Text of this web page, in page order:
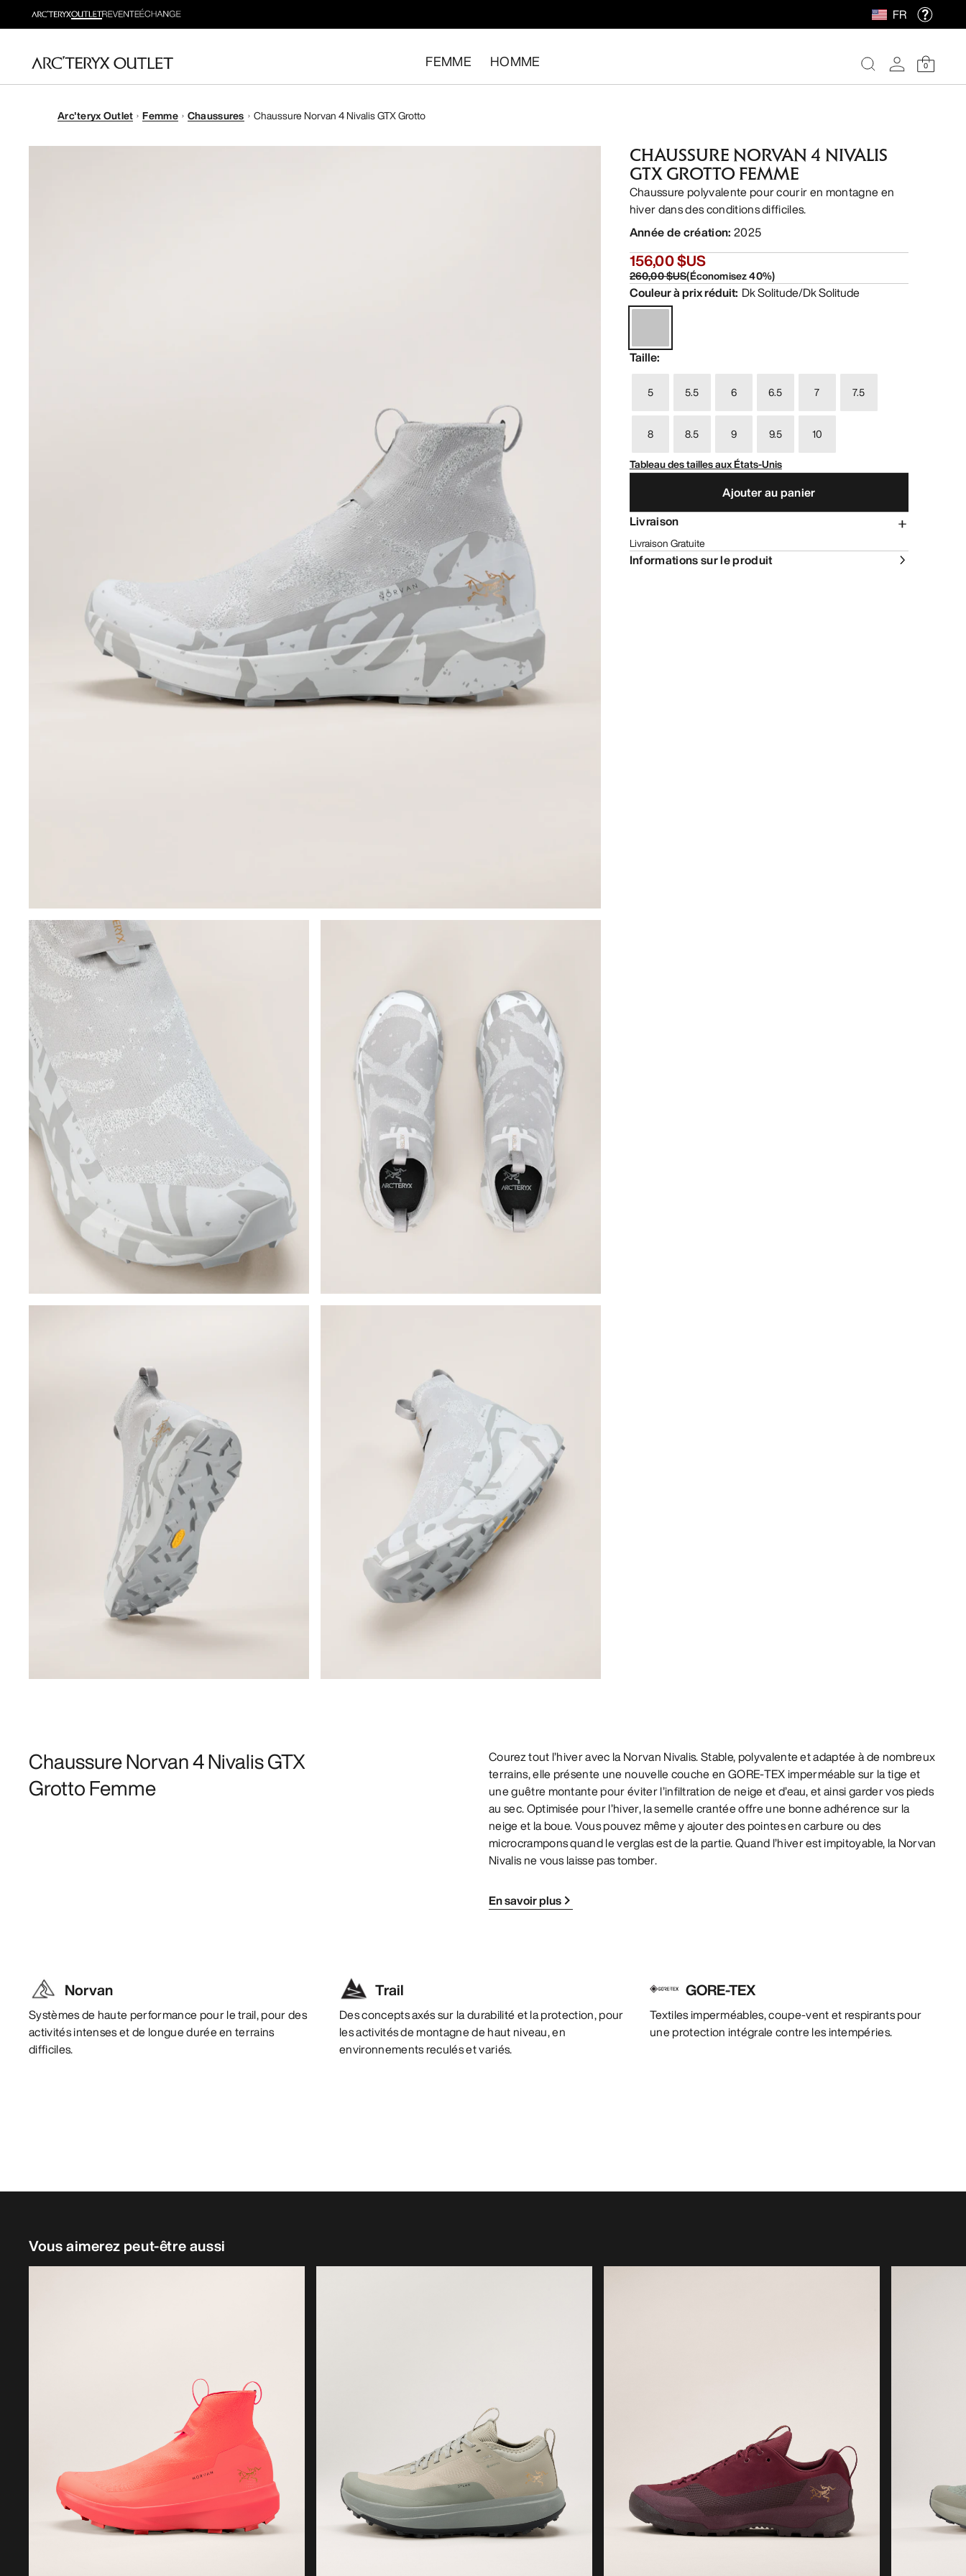
FR
FEMME HOMME 0
Arc'teryx Outlet Femme Chaussures Chaussure Norvan 4 Nivalis GTX Grotto
CHAUSSURE NORVAN 4 NIVALIS
GTX GROTTO FEMME
Chaussure polyvalente pour courir en montagne en
hiver dans des conditions difficiles.
Année de création: 2025
156,00 $US
260,00 $US(Économisez40%)
Couleur à prix réduit: Dk Solitude/Dk Solitude
Taille:
5 5.5 6 6.5 7 7.5
8 8.5 9 9.5
10
Tableau des tailles aux États-Unis
Ajouter au panier
Livraison
Livraison Gratuite
Informations sur le produit
Chaussure Norvan 4 Nivalis GTX
Grotto Femme
Courez tout l’hiver avec la Norvan Nivalis. Stable, polyvalente et adaptée à de nombreux
terrains, elle présente une nouvelle couche en GORE-TEX imperméable sur la tige et
une guêtre montante pour éviter l’infiltration de neige et d’eau, et ainsi garder vos pieds
au sec. Optimisée pour l’hiver, la semelle crantée offre une bonne adhérence sur la
neige et la boue. Vous pouvez même y ajouter des pointes en carbure ou des
microcrampons quand le verglas est de la partie. Quand l’hiver est impitoyable, la Norvan
Nivalis ne vous laisse pas tomber.
En savoir plus
Norvan
Systèmes de haute performance pour le trail, pour des
activités intenses et de longue durée en terrains
difficiles.
Trail
Des concepts axés sur la durabilité et la protection, pour
les activités de montagne de haut niveau, en
environnements reculés et variés.
GORE-TEX
Textiles imperméables, coupe-vent et respirants pour
une protection intégrale contre les intempéries.
Vous aimerez peut-être aussi